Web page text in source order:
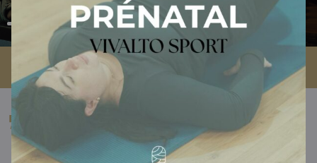
Accueil» Activité Physique Adaptée
VOTRE SANTE. VOTRE RYTHME. NOTRE EXPERTISE.
Vivalto Sport permet un encadrement médical de la
pratique d’une activité physique adaptée pour des